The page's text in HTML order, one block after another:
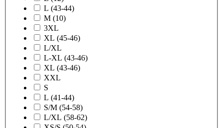
L (43-44)
M (10)
3XL
XL (45-46)
L/XL
L-XL (43-46)
XL (43-46)
XXL
S
L (41-44)
S/M (54-58)
L/XL (58-62)